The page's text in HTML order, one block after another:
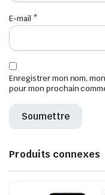
E-mail *
Enregistrer mon nom,
pour mon prochain
Produits connexes